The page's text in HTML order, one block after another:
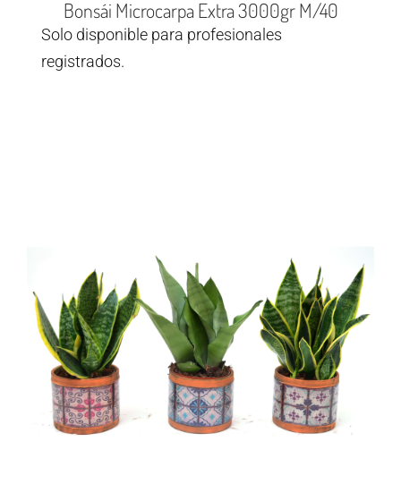
Bonsái Microcarpa Extra 3000gr M/40
Solo disponible para profesionales
registrados.